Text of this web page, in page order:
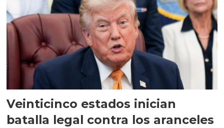
Veinticinco estados inician
batalla legal contra los aranceles